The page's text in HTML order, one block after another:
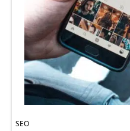
SEO